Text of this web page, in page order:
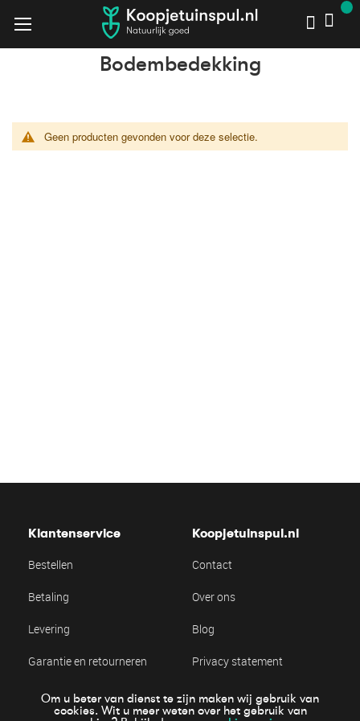
Om u beter van dienst te zijn maken wij gebruik van
cookies. Wit u meer weten over het gebruik van
Bodembedekking
Potgrond & Bodembedekking
Geen producten gevonden voor deze selectie.
Klantenservice
Bestellen
Betaling
Levering
Garantie en retourneren
Algemene voorwaarden
Koopjetuinspul.nl
Contact
Over ons
Blog
Privacy statement
Cookie statement